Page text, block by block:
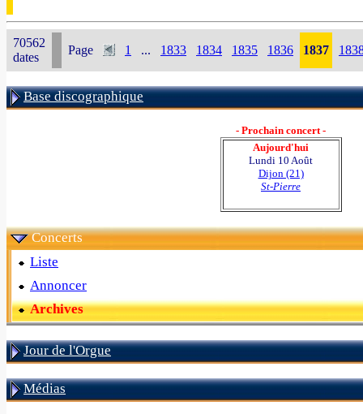
70562
dates
Page 1 ... 1833 1834 1835 1836 1837
Base discographique
- Prochain concert -
Aujourd'hui
Lundi 10 Août
Dijon (21)
St-Pierre
Concerts
Liste
Annoncer
Archives
Jour de l'Orgue
Médias